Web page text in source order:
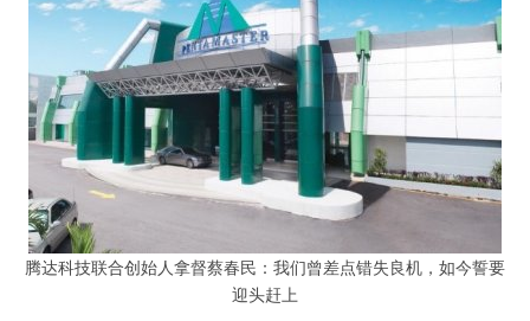
腾达科技联合创始人拿督蔡春民：我们曾差点错失良机，如今誓要
迎头赶上